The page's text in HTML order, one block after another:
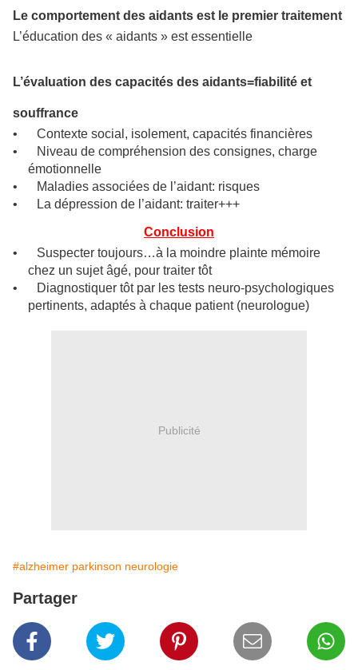
Le comportement des aidants est le premier traitement
L’éducation des « aidants » est essentielle
L’évaluation des capacités des aidants=fiabilité et
souffrance
•
Contexte social, isolement, capacités financières
•
Niveau de compréhension des consignes, charge
émotionnelle
•
Maladies associées de l’aidant: risques
•
La dépression de l’aidant: traiter+++
Conclusion
•
Suspecter toujours…à la moindre plainte mémoire
chez un sujet âgé, pour traiter tôt
•
Diagnostiquer tôt par les tests neuro-psychologiques
pertinents, adaptés à chaque patient (neurologue)
Publicité
#alzheimer parkinson neurologie
Partager